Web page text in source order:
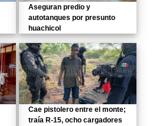
Aseguran predio y
autotanques por presunto
huachicol
Cae pistolero entre el monte;
traía R-15, ocho cargadores